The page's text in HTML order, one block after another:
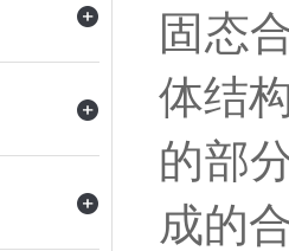
固态
体结
的部
成的